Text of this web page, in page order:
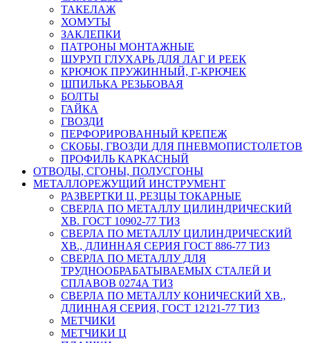
ТАКЕЛАЖ
ХОМУТЫ
ЗАКЛЕПКИ
ПАТРОНЫ МОНТАЖНЫЕ
ШУРУП ГЛУХАРЬ ДЛЯ ЛАГ И РЕЕК
КРЮЧОК ПРУЖИННЫЙ, Г-КРЮЧЕК
ШПИЛЬКА РЕЗЬБОВАЯ
БОЛТЫ
ГАЙКА
ГВОЗДИ
ПЕРФОРИРОВАННЫЙ КРЕПЕЖ
СКОБЫ, ГВОЗДИ ДЛЯ ПНЕВМОПИСТОЛЕТОВ
ПРОФИЛЬ КАРКАСНЫЙ
ОТВОДЫ, СГОНЫ, ПОЛУСГОНЫ
МЕТАЛЛОРЕЖУЩИЙ ИНСТРУМЕНТ
РАЗВЕРТКИ Ц, РЕЗЦЫ ТОКАРНЫЕ
СВЕРЛА ПО МЕТАЛЛУ ЦИЛИНДРИЧЕСКИЙ
ХВ. ГОСТ 10902-77 ТИЗ
СВЕРЛА ПО МЕТАЛЛУ ЦИЛИНДРИЧЕСКИЙ
ХВ., ДЛИННАЯ СЕРИЯ ГОСТ 886-77 ТИЗ
СВЕРЛА ПО МЕТАЛЛУ ДЛЯ
ТРУДНООБРАБАТЫВАЕМЫХ СТАЛЕЙ И
СПЛАВОВ 0274А ТИЗ
СВЕРЛА ПО МЕТАЛЛУ КОНИЧЕСКИЙ ХВ.,
ДЛИННАЯ СЕРИЯ, ГОСТ 12121-77 ТИЗ
МЕТЧИКИ
МЕТЧИКИ Ц